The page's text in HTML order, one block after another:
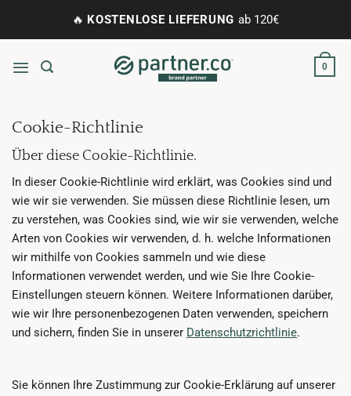
🔥 KOSTENLOSE LIEFERUNG ab 120€
0
Cookie-Richtlinie
Über diese Cookie-Richtlinie.
In dieser Cookie-Richtlinie wird erklärt, was Cookies sind und
wie wir sie verwenden. Sie müssen diese Richtlinie lesen, um
zu verstehen, was Cookies sind, wie wir sie verwenden, welche
Arten von Cookies wir verwenden, d. h. welche Informationen
wir mithilfe von Cookies sammeln und wie diese
Informationen verwendet werden, und wie Sie Ihre Cookie-
Einstellungen steuern können. Weitere Informationen darüber,
wie wir Ihre personenbezogenen Daten verwenden, speichern
und sichern, finden Sie in unserer Datenschutzrichtlinie.
Sie können Ihre Zustimmung zur Cookie-Erklärung auf unserer